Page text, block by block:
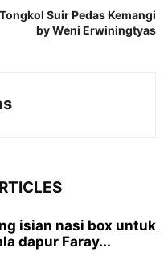
Tongkol Suir Pedas Kemangi
by Weni Erwiningtyas
isian nasi box untuk
dapur Faray...